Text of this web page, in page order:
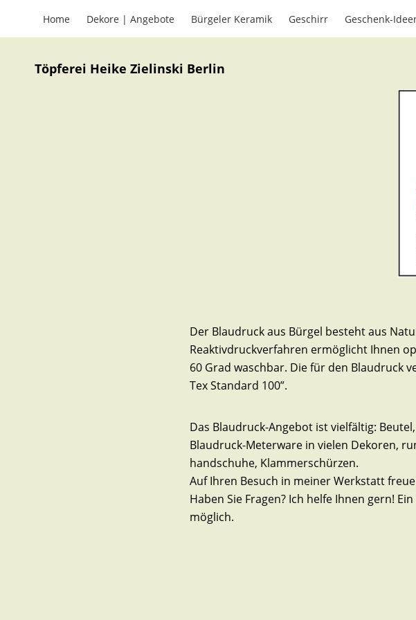
Home Dekore | Angebote Bürgeler Keramik Geschirr Geschenk-
Töpferei Heike Zielinski Berlin
Der Blaudruck aus Bürgel besteht aus
Reaktivdruckverfahren ermöglicht Ihnen
60 Grad waschbar. Die für den Blaudruck
Tex Standard 100”.
Das Blaudruck-Angebot ist vielfältig:
Blaudruck-Meterware in vielen Dekoren,
handschuhe, Klammerschürzen.
Auf Ihren Besuch in meiner Werkstatt
Haben Sie Fragen? Ich helfe Ihnen gern!
möglich.